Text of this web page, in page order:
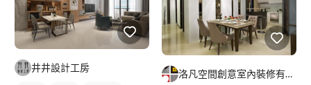
井井設計工房 洛凡空間創意室內裝修有限公司